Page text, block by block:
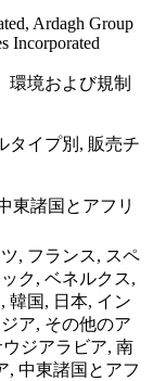
Ardagh Group
Incorporated
環境および規制
タイプ別, 販売チ
東諸国とアフリ
, フランス, スペ
ク, ベネルクス,
韓国, 日本, イン
ア, その他のア
ジアラビア, 南
, 中東諸国とアフ